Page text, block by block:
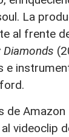
La
al frente
Diamonds
e
de
videoclip